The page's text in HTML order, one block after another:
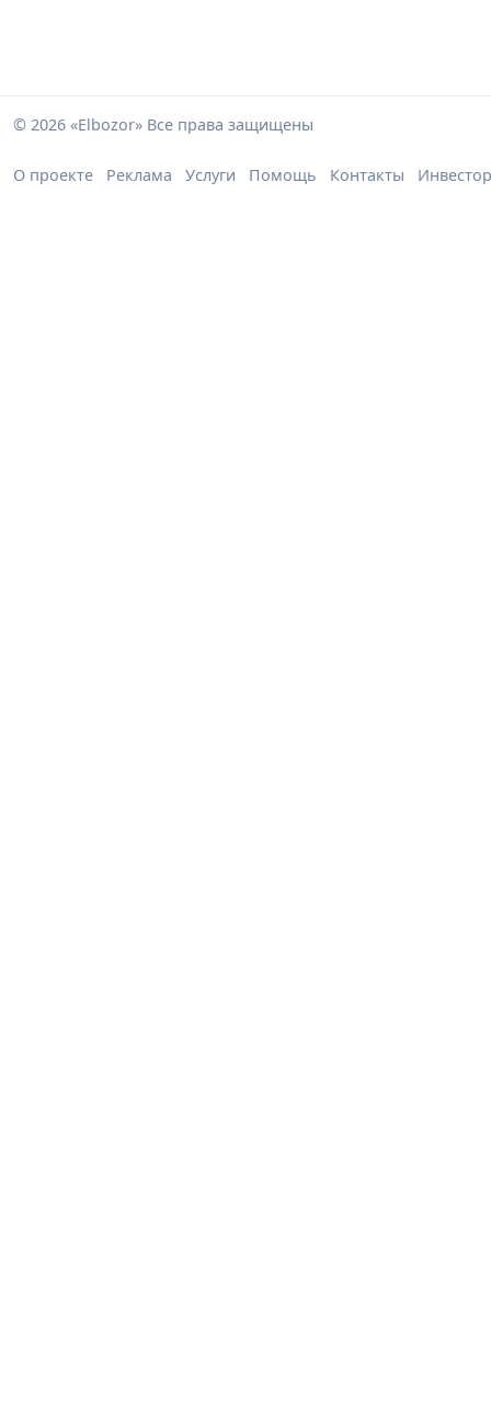
© 2026 «Elbozor» Все права защищены
О проекте Реклама Услуги Помощь Контакты